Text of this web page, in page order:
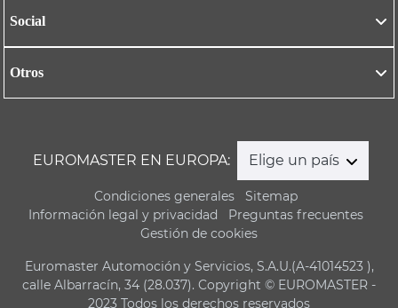
Social
Otros
EUROMASTER EN EUROPA: Elige un país
Condiciones generales
Sitemap
Información legal y privacidad
Preguntas frecuentes
Gestión de cookies
Euromaster Automoción y Servicios, S.A.U.(A-41014523 ),
calle Albarracín, 34 (28.037). Copyright © EUROMASTER -
2023 Todos los derechos reservados